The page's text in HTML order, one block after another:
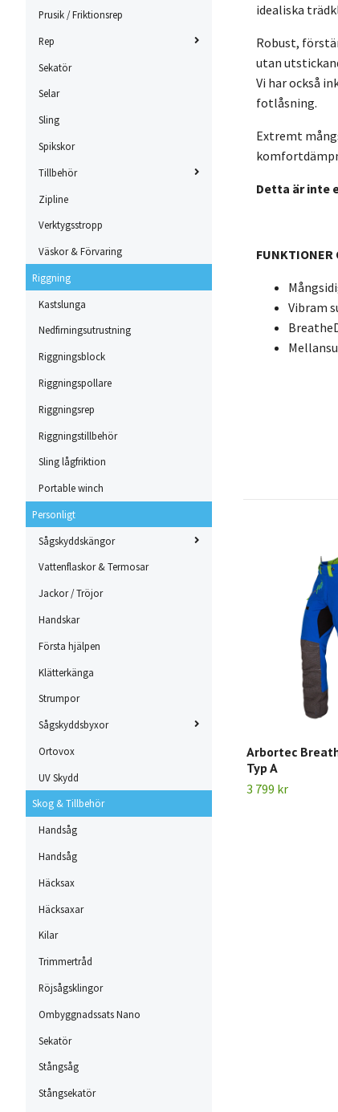
Prusik / Friktionsrep
Rep
Sekatör
Selar
Sling
Spikskor
Tillbehör
Zipline
Verktygsstropp
Väskor & Förvaring
Riggning
Kastslunga
Nedfirningsutrustning
Riggningsblock
Riggningspollare
Riggningsrep
Riggningstillbehör
Sling lågfriktion
Portable winch
Personligt
Sågskyddskängor
Vattenflaskor & Termosar
Jackor / Tröjor
Handskar
Första hjälpen
Klätterkänga
Strumpor
Sågskyddsbyxor
Ortovox
UV Skydd
Skog & Tillbehör
Handsåg
Handsåg
Häcksax
Häcksaxar
Kilar
Trimmertråd
Röjsågsklingor
Ombyggnadssats Nano
Sekatör
Stångsåg
Stångsekatör
idealiska
Robust,
utan
Vi har också
fotlåsning.
Extremt
Detta är inte
FUNKTIONER
Vibram
Arbortec
Typ A
3 799 kr